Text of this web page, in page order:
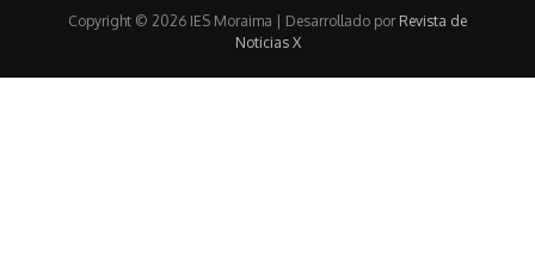
Copyright © 2026 IES Moraima | Desarrollado por Revista de
Noticias X